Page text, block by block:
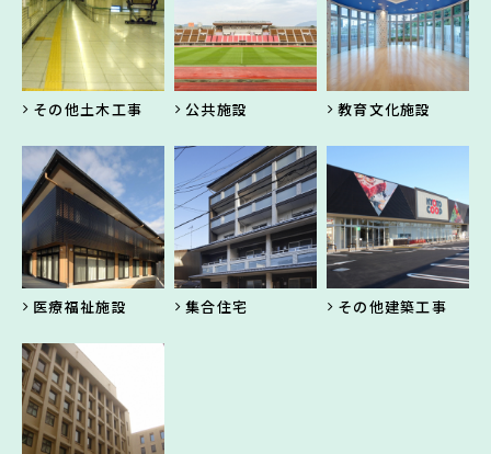
その他土木工事 公共施設 教育文化施設
医療福祉施設 集合住宅 その他建築工事